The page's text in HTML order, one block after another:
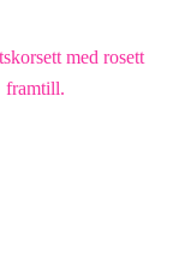
299 kr.209 kr.